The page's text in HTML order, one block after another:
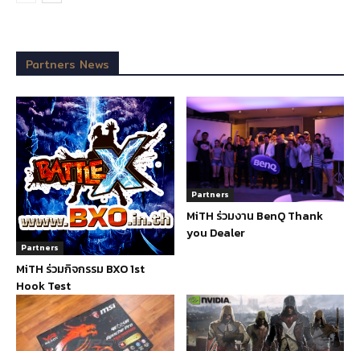
Partners News
Partners
MiTH ร่วมกิจกรรม BXO 1st
Hook Test
Partners
MiTH ร่วมงาน BenQ Thank
you Dealer